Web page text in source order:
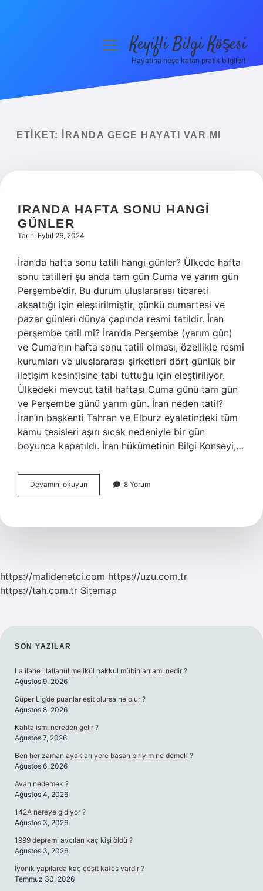
Yasal Uyarı
menüyüKeyifli Bilgi Köşesi
Hayatına neşe katan pratik bilgiler!
ETIKET: İRANDA GECE HAYATI VAR MI
IRANDA HAFTA SONU HANGI
GÜNLER
Tarih: Eylül 26, 2024
İran’da hafta sonu tatili hangi günler? Ülkede hafta
sonu tatilleri şu anda tam gün Cuma ve yarım gün
Perşembe’dir. Bu durum uluslararası ticareti
aksattığı için eleştirilmiştir, çünkü cumartesi ve
pazar günleri dünya çapında resmi tatildir. İran
perşembe tatil mi? İran’da Perşembe (yarım gün)
ve Cuma’nın hafta sonu tatili olması, özellikle resmi
kurumları ve uluslararası şirketleri dört günlük bir
iletişim kesintisine tabi tuttuğu için eleştiriliyor.
Ülkedeki mevcut tatil haftası Cuma günü tam gün
ve Perşembe günü yarım gün. İran neden tatil?
İran’ın başkenti Tahran ve Elburz eyaletindeki tüm
kamu tesisleri aşırı sıcak nedeniyle bir gün
boyunca kapatıldı. İran hükümetinin Bilgi Konseyi,…
Devamını okuyun
Hafta
Günler
8 Yorum
https://malidenetci.com https://uzu.com.tr
https://tah.com.tr Sitemap
SIDEBAR
SON YAZILAR
La ilahe illallahül melikül hakkul mübin anlamı nedir ?
Ağustos 9, 2026
Süper Lig’de puanlar eşit olursa ne olur ?
Ağustos 8, 2026
Kahta ismi nereden gelir ?
Ağustos 7, 2026
Ben her zaman ayakları yere basan biriyim ne demek ?
Ağustos 6, 2026
Avan nedemek ?
Ağustos 4, 2026
142A nereye gidiyor ?
Ağustos 3, 2026
1999 depremi avcıları kaç kişi öldü ?
Ağustos 3, 2026
İyonik yapılarda kaç çeşit kafes vardır ?
Temmuz 30, 2026